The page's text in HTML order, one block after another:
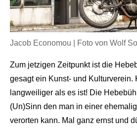
Jacob Economou | Foto von Wolf
Zum jetzigen Zeitpunkt ist die
gesagt ein Kunst- und Kulturverein.
langweiliger als es ist! Die
(Un)Sinn den man in einer
verorten kann. Mal ganz ernst und